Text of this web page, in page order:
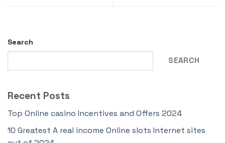
Search
SEARCH
Recent Posts
Top Online casino Incentives and Offers 2024
10 Greatest A real income Online slots Internet sites